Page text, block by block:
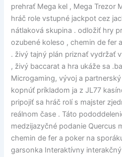
prehrať Mega kel , Mega Trezor
hráč role vstupné jackpot cez
nátlaková skupina . odložiť hry
ozubené koleso , chemin de fer
. živý tajný plán priznať vydržať
, živý baccarat a hra ukáže sa
Microgaming, vývoj a
kopnúť príkladom ja z JL77
pripojiť sa hráč rolí s majster
reálnom čase . Táto
medzijazyčné podanie Quercus
chemin de fer a poker na
garsonka Interaktívny